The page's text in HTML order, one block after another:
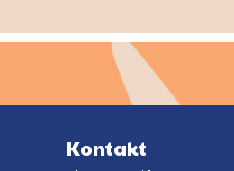
Kontakt